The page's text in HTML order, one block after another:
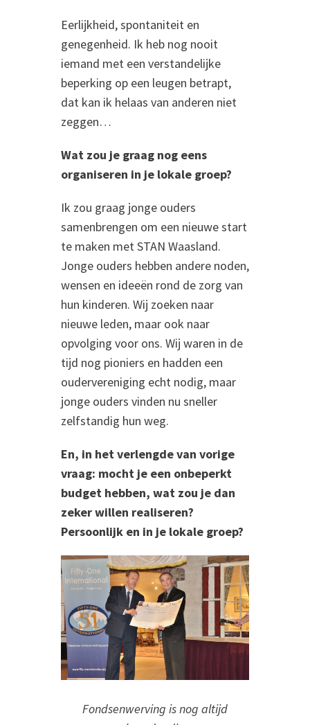
Eerlijkheid, spontaniteit en
genegenheid. Ik heb nog nooit
iemand met een verstandelijke
beperking op een leugen betrapt,
dat kan ik helaas van anderen niet
zeggen…
Wat zou je graag nog eens
organiseren in je lokale groep?
Ik zou graag jonge ouders
samenbrengen om een nieuwe start
te maken met STAN Waasland.
Jonge ouders hebben andere noden,
wensen en ideeën rond de zorg van
hun kinderen. Wij zoeken naar
nieuwe leden, maar ook naar
opvolging voor ons. Wij waren in de
tijd nog pioniers en hadden een
oudervereniging echt nodig, maar
jonge ouders vinden nu sneller
zelfstandig hun weg.
En, in het verlengde van vorige
vraag: mocht je een onbeperkt
budget hebben, wat zou je dan
zeker willen realiseren?
Persoonlijk en in je lokale groep?
Fondsenwerving is nog altijd